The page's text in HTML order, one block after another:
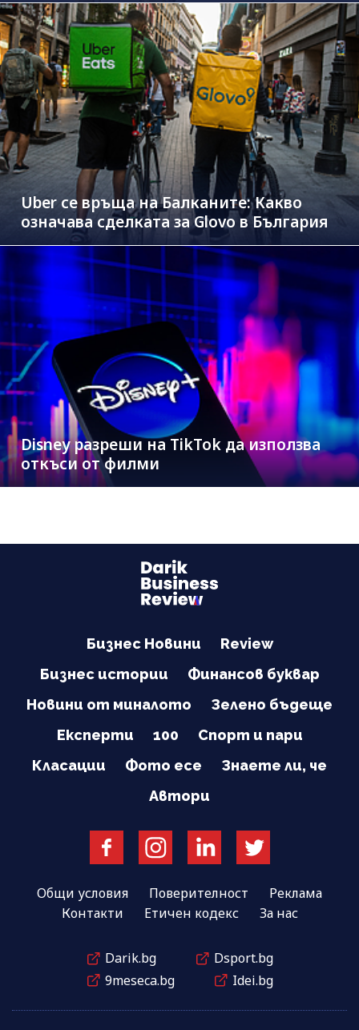
Uber се връща на Балканите: Какво
означава сделката за Glovo в България
Disney разреши на TikTok да използва
откъси от филми
Бизнес Новини
Review
Бизнес истории
Финансов буквар
Новини от миналото
Зелено бъдеще
Експерти
100
Спорт и пари
Класации
Фото есе
Знаете ли, че
Автори
Общи условия Поверителност
Реклама
Контакти
Етичен кодекс За нас
Darik.bg
Dsport.bg
9meseca.bg
Idei.bg